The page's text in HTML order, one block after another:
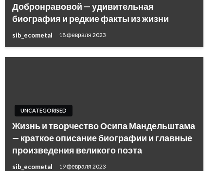
Добронравовой — удивительная
биография и редкие факты из жизни
sib_ecometal 18 февраля 2023
UNCATEGORISED
Жизнь и творчество Осипа Мандельштама
— краткое описание биографии и главные
произведения великого поэта
sib_ecometal 19 февраля 2023